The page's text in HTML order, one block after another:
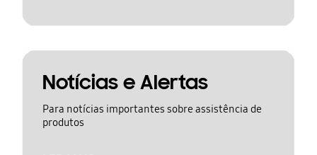
Notícias e Alertas
Para notícias importantes sobre assistência de
produtos